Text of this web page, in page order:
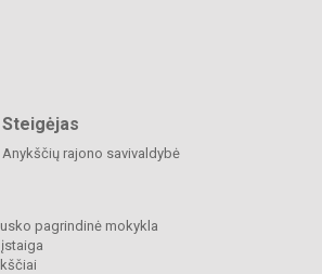
Steigėjas
Anykščių rajono savivaldybė
pagrindinė mokykla